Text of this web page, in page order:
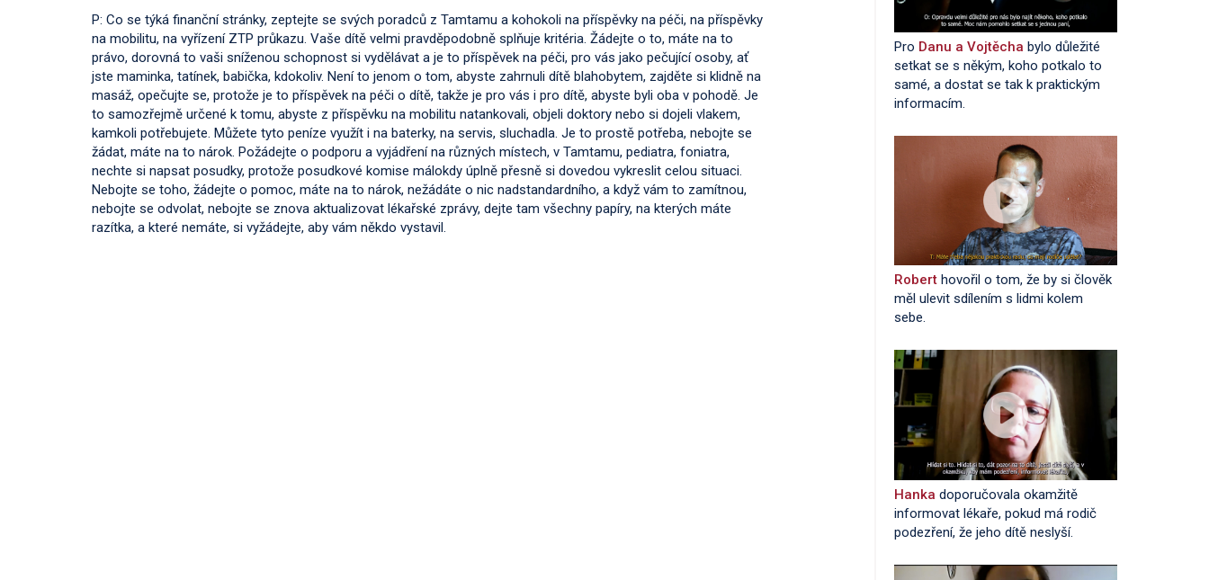
P: Co se týká finanční stránky, zeptejte se svých poradců z Tamtamu a kohokoli na příspěvky na péči, na příspěvky
na mobilitu, na vyřízení ZTP průkazu. Vaše dítě velmi pravděpodobně splňuje kritéria. Žádejte o to, máte na to
právo, dorovná to vaši sníženou schopnost si vydělávat a je to příspěvek na péči, pro vás jako pečující osoby, ať
jste maminka, tatínek, babička, kdokoliv. Není to jenom o tom, abyste zahrnuli dítě blahobytem, zajděte si klidně na
masáž, opečujte se, protože je to příspěvek na péči o dítě, takže je pro vás i pro dítě, abyste byli oba v pohodě. Je
to samozřejmě určené k tomu, abyste z příspěvku na mobilitu natankovali, objeli doktory nebo si dojeli vlakem,
kamkoli potřebujete. Můžete tyto peníze využít i na baterky, na servis, sluchadla. Je to prostě potřeba, nebojte se
žádat, máte na to nárok. Požádejte o podporu a vyjádření na různých místech, v Tamtamu, pediatra, foniatra,
nechte si napsat posudky, protože posudkové komise málokdy úplně přesně si dovedou vykreslit celou situaci.
Nebojte se toho, žádejte o pomoc, máte na to nárok, nežádáte o nic nadstandardního, a když vám to zamítnou,
nebojte se odvolat, nebojte se znova aktualizovat lékařské zprávy, dejte tam všechny papíry, na kterých máte
razítka, a které nemáte, si vyžádejte, aby vám někdo vystavil.
Pro Danu a Vojtěcha bylo důležité
setkat se s někým, koho potkalo to
samé, a dostat se tak k praktickým
informacím.
Robert hovořil o tom, že by si člověk
měl ulevit sdílením s lidmi kolem
sebe.
Hanka doporučovala okamžitě
informovat lékaře, pokud má rodič
podezření, že jeho dítě neslyší.